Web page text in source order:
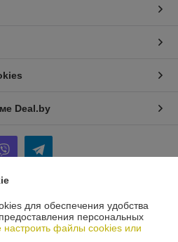
Deal.by
Игорь Анатольевич
для обеспечения удобства
персональных
файлы cookies или